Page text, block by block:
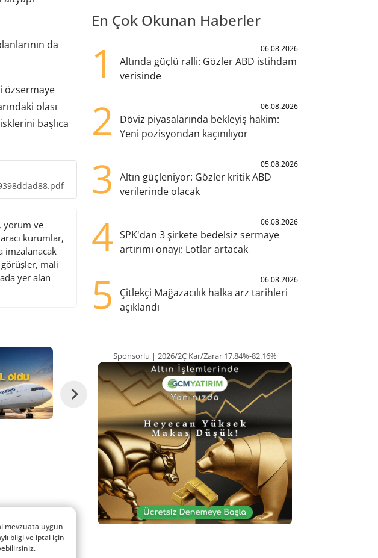
da
özsermaye
olası
başlıca
yorum ve
kurumlar,
imzalanacak
görüşler, mali
yer alan
En Çok Okunan Haberler
1 06.08.2026
Altında güçlü ralli: Gözler ABD istihdam
verisinde
2 06.08.2026
Döviz piyasalarında bekleyiş hakim:
Yeni pozisyondan kaçınılıyor
3 05.08.2026
Altın güçleniyor: Gözler kritik ABD
verilerinde olacak
4 06.08.2026
SPK'dan 3 şirkete bedelsiz sermaye
artırımı onayı: Lotlar artacak
5 06.08.2026
Çitlekçi Mağazacılık halka arz tarihleri
açıklandı
Sponsorlu | 2026/2Ç Kar/Zarar 17.84%-82.16%
mevzuata uygun
bilgi ve iptal için